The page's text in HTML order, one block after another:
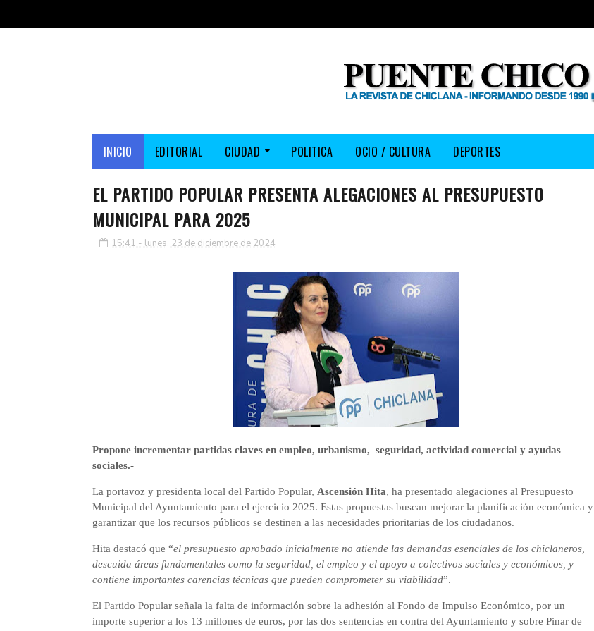
INICIO EDITORIAL CIUDAD POLITICA OCIO / CULTURA DEPORTES
EL PARTIDO POPULAR PRESENTA ALEGACIONES AL PRESUPUESTO
MUNICIPAL PARA 2025
15:41 - lunes, 23 de diciembre de 2024
Propone incrementar partidas claves en empleo, urbanismo, seguridad, actividad comercial y ayudas
sociales.-
La portavoz y presidenta local del Partido Popular, Ascensión Hita, ha presentado alegaciones al Presupuesto
Municipal del Ayuntamiento para el ejercicio 2025. Estas propuestas buscan mejorar la planificación económica y
garantizar que los recursos públicos se destinen a las necesidades prioritarias de los ciudadanos.
Hita destacó que “el presupuesto aprobado inicialmente no atiende las demandas esenciales de los chiclaneros,
descuida áreas fundamentales como la seguridad, el empleo y el apoyo a colectivos sociales y económicos, y
contiene importantes carencias técnicas que pueden comprometer su viabilidad”.
El Partido Popular señala la falta de información sobre la adhesión al Fondo de Impulso Económico, por un
importe superior a los 13 millones de euros, por las dos sentencias en contra del Ayuntamiento y sobre Pinar de